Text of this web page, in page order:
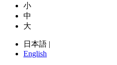
小
中
大
日本語 |
English